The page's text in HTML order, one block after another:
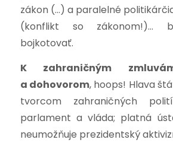
zákon (…) a paralelné
(konflikt so zákonom!)…
bojkotovať.
K zahraničným
a dohovorom, hoops! Hlava
tvorcom zahraničných
parlament a vláda; platná
neumožňuje prezidentský